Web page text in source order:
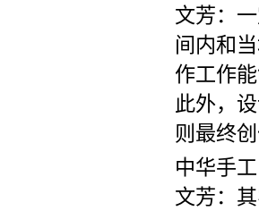
文芳：
间内和
作工作能
此外，
则最终
中华手
文芳：